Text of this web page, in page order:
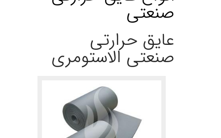
صنعتی
عایق حرارتی
صنعتی الاستومری